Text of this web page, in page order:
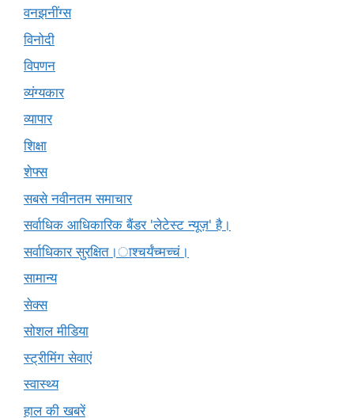
वनझनींग्स
विनोदी
विपणन
व्यंग्यकार
व्यापार
शिक्षा
शेफ्स
सबसे नवीनतम समाचार
सर्वाधिक आधिकारिक बैंडर 'लेटेस्ट न्यूज़' है।
सर्वाधिकार सुरक्षित।ाश्चर्यंच्मच्चं।
सामान्य
सेक्स
सोशल मीडिया
स्ट्रीमिंग सेवाएं
स्वास्थ्य
हाल की खबरें